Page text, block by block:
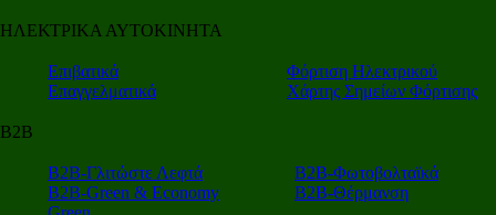
ΗΛΕΚΤΡΙΚΑ ΑΥΤΟΚΙΝΗΤΑ
Επιβατικά
Επαγγελματικά
Φόρτιση Ηλεκτρικού
Χάρτης Σημείων Φόρτισης
Β2Β
Β2Β-Γλιτώστε Λεφτά
Β2Β-Green & Economy
Β2Β-Φωτοβολταϊκά
Β2Β-Θέρμανση